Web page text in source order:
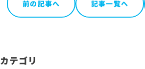
前の記事へ 記事一覧へ
カテゴリ